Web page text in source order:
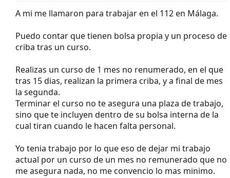
A mi me llamaron para trabajar en el 112 en Málaga.
Puedo contar que tienen bolsa propia y un proceso de
criba tras un curso.
Realizas un curso de 1 mes no renumerado, en el que
tras 15 dias, realizan la primera criba, y a final de mes
la segunda.
Terminar el curso no te asegura una plaza de trabajo,
sino que te incluyen dentro de su bolsa interna de la
cual tiran cuando le hacen falta personal.
Yo tenia trabajo por lo que eso de dejar mi trabajo
actual por un curso de un mes no remunerado que no
me asegura nada, no me convencio lo mas minimo.